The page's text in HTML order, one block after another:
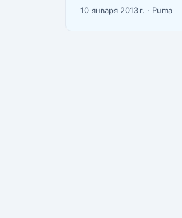
250 км туда и 250 км
10 января 2013 г. · Puma